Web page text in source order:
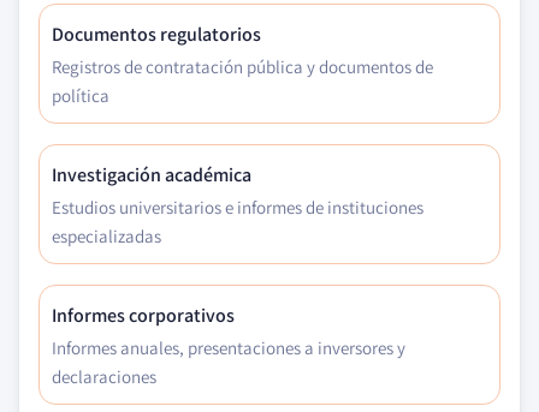
Documentos regulatorios
Registros de contratación pública y documentos de
política
Investigación académica
Estudios universitarios e informes de instituciones
especializadas
Informes corporativos
Informes anuales, presentaciones a inversores y
declaraciones